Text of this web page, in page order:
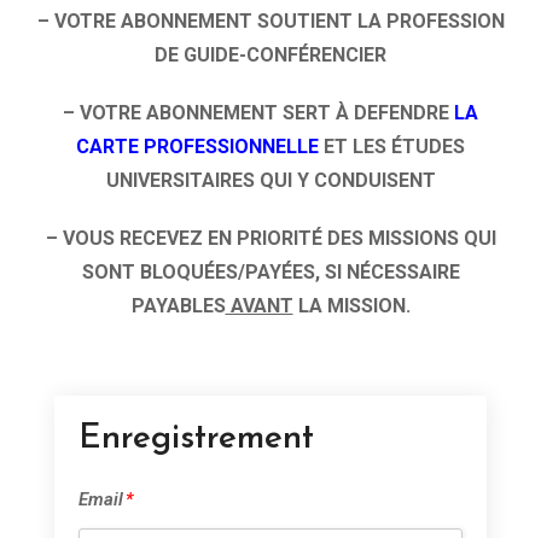
– VOTRE ABONNEMENT SOUTIENT LA PROFESSION
DE GUIDE-CONFÉRENCIER
– VOTRE ABONNEMENT SERT À DEFENDRE LA
CARTE PROFESSIONNELLE ET LES ÉTUDES
UNIVERSITAIRES QUI Y CONDUISENT
– VOUS RECEVEZ EN PRIORITÉ DES MISSIONS QUI
SONT BLOQUÉES/PAYÉES, SI NÉCESSAIRE
PAYABLESAVANT LA MISSION.
Enregistrement
Email*